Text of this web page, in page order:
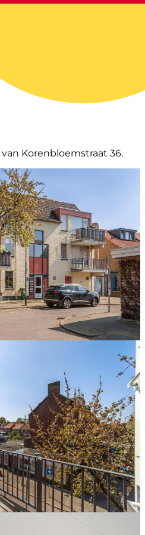
Korenbloemstraat 36.